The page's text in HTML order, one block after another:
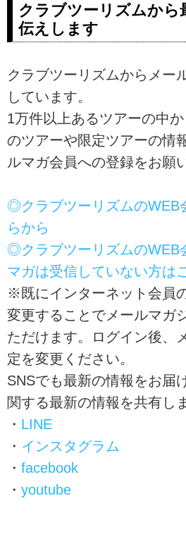
クラブツーリズムから
伝えします
クラブツーリズムからメー
しています。
1万件以上あるツアーの中
のツアーや限定ツアーの情
ルマガ会員への登録をお願
◎クラブツーリズムのWEB
らから
◎クラブツーリズムのWEB
マガは受信していない方は
※既にインターネット会員
変更することでメールマガ
ただけます。ログイン後、
定を変更ください。
SNSでも最新の情報をお届
関する最新の情報を共有し
・ LINE
・ インスタグラム
・ facebook
・ youtube